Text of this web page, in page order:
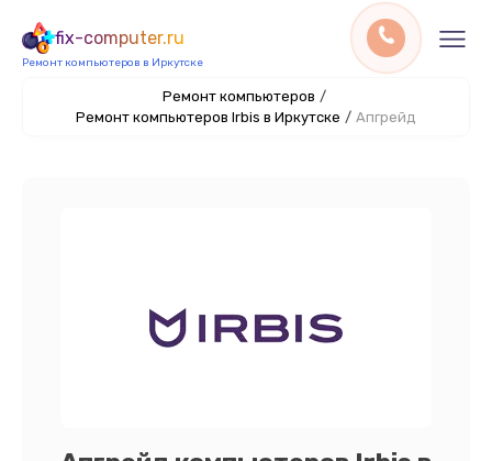
fix-computer.ru
Ремонт компьютеров в Иркутске
Ремонт компьютеров /
Ремонт компьютеров Irbis в Иркутске / Апгрейд